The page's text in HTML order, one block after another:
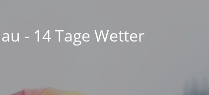
- 14 Tage Wetter